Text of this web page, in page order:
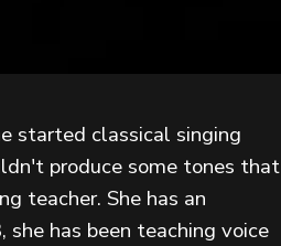
started classical singing
produce some tones that
teacher. She has an
has been teaching voice